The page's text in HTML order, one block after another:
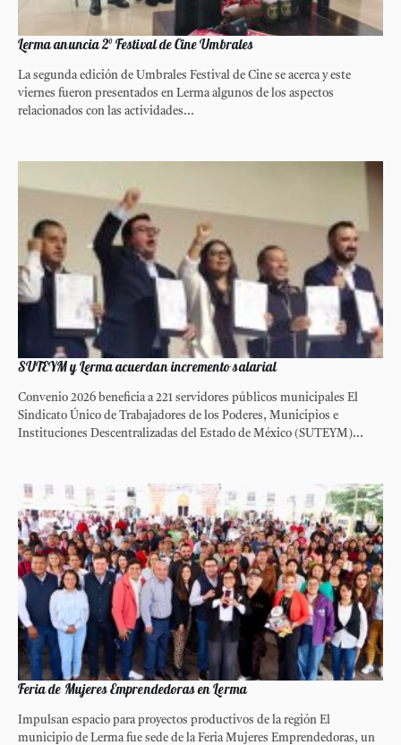
Lerma anuncia 2° Festival de Cine Umbrales
La segunda edición de Umbrales Festival de Cine se acerca y este
viernes fueron presentados en Lerma algunos de los aspectos
relacionados con las actividades...
SUTEYM y Lerma acuerdan incremento salarial
Convenio 2026 beneficia a 221 servidores públicos municipales El
Sindicato Único de Trabajadores de los Poderes, Municipios e
Instituciones Descentralizadas del Estado de México (SUTEYM)...
Feria de Mujeres Emprendedoras en Lerma
Impulsan espacio para proyectos productivos de la región El
municipio de Lerma fue sede de la Feria Mujeres Emprendedoras, un